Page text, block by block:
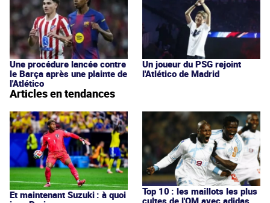
Une procédure lancée contre
le Barça après une plainte de
l'Atlético
Un joueur du PSG rejoint
l'Atlético de Madrid
Articles en tendances
Et maintenant Suzuki : à quoi
Top 10 : les maillots les plus